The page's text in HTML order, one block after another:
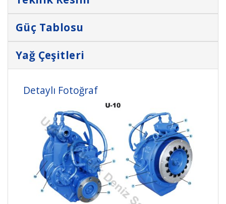
Güç Tablosu
Yağ Çeşitleri
Detaylı Fotoğraf